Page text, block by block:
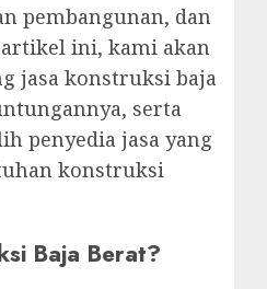
pembangunan, dan
ini, kami akan
jasa konstruksi baja
serta
penyedia jasa yang
konstruksi
Baja Berat?